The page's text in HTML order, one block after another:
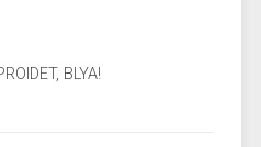
BLYA!